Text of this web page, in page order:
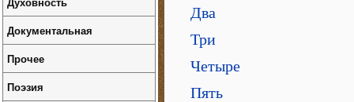
Два
Три
Четыре
Пять
Документальная
Прочее
Поэзия